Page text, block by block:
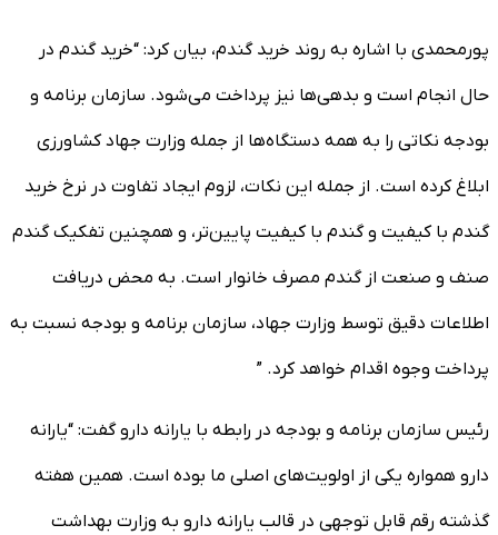
پورمحمدی با اشاره به روند خرید گندم، بیان کرد: “خرید گندم در
حال انجام است و بدهی‌ها نیز پرداخت می‌شود. سازمان برنامه و
بودجه نکاتی را به همه دستگاه‌ها از جمله وزارت جهاد کشاورزی
ابلاغ کرده است. از جمله این نکات، لزوم ایجاد تفاوت در نرخ خرید
گندم با کیفیت و گندم با کیفیت پایین‌تر، و همچنین تفکیک گندم
صنف و صنعت از گندم مصرف خانوار است. به محض دریافت
اطلاعات دقیق توسط وزارت جهاد، سازمان برنامه و بودجه نسبت به
پرداخت وجوه اقدام خواهد کرد. ”
رئیس سازمان برنامه و بودجه در رابطه با یارانه دارو گفت: “یارانه
دارو همواره یکی از اولویت‌های اصلی ما بوده است. همین هفته
گذشته رقم قابل توجهی در قالب یارانه دارو به وزارت بهداشت